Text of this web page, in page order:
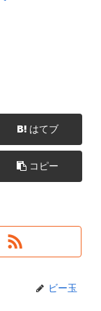
はてブ
コピー
ビー玉